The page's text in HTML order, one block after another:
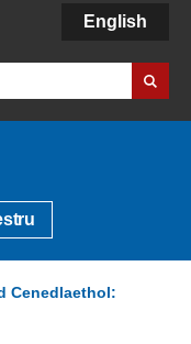
English
Cenedlaethol: